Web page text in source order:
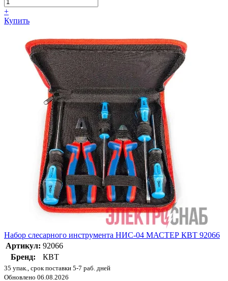
+
Купить
Набор слесарного инструмента НИС-04 МАСТЕР КВТ 92066
Артикул: 92066
Бренд:
КВТ
35 упак., срок поставки 5-7 раб. дней
Обновлено 06.08.2026